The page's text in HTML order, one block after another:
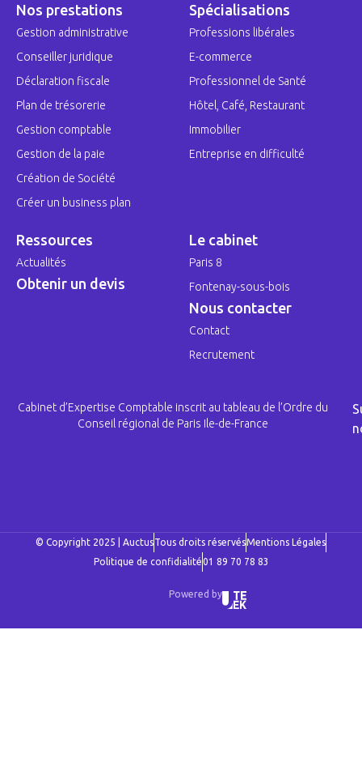
Nos prestations
Gestion administrative
Conseiller juridique
Déclaration fiscale
Plan de trésorerie
Gestion comptable
Gestion de la paie
Création de Société
Créer un business plan
Spécialisations
Professions libérales
E-commerce
Professionnel de Santé
Hôtel, Café, Restaurant
Immobilier
Entreprise en difficulté
Ressources
Actualités
Obtenir un devis
Le cabinet
Paris 8
Fontenay-sous-bois
Nous contacter
Contact
Recrutement
Cabinet d’Expertise Comptable inscrit au tableau de l’Ordre du
Conseil régional de Paris Ile-de-France
© Copyright 2025 | AuctusTous droits réservésMentions Légales
Politique de confidialité01 89 70 78 83
Powered by